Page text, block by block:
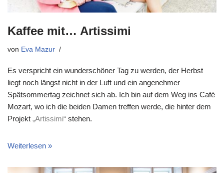
Kaffee mit… Artissimi
von Eva Mazur
Es verspricht ein wunderschöner Tag zu werden, der Herbst
liegt noch längst nicht in der Luft und ein angenehmer
Spätsommertag zeichnet sich ab. Ich bin auf dem Weg ins Café
Mozart, wo ich die beiden Damen treffen werde, die hinter dem
Projekt „Artissimi“ stehen.
Weiterlesen »